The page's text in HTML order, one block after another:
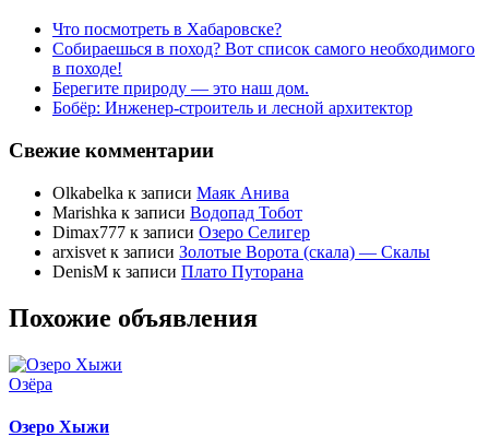
Что посмотреть в Хабаровске?
Собираешься в поход? Вот список самого необходимого
в походе!
Берегите природу — это наш дом.
Бобёр: Инженер-строитель и лесной архитектор
Свежие комментарии
Olkabelka к записи Маяк Анива
Marishka к записи Водопад Тобот
Dimax777 к записи Озеро Селигер
arxisvet к записи Золотые Ворота (скала) — Скалы
DenisM к записи Плато Путорана
Похожие объявления
Озёра
Озеро Хыжи